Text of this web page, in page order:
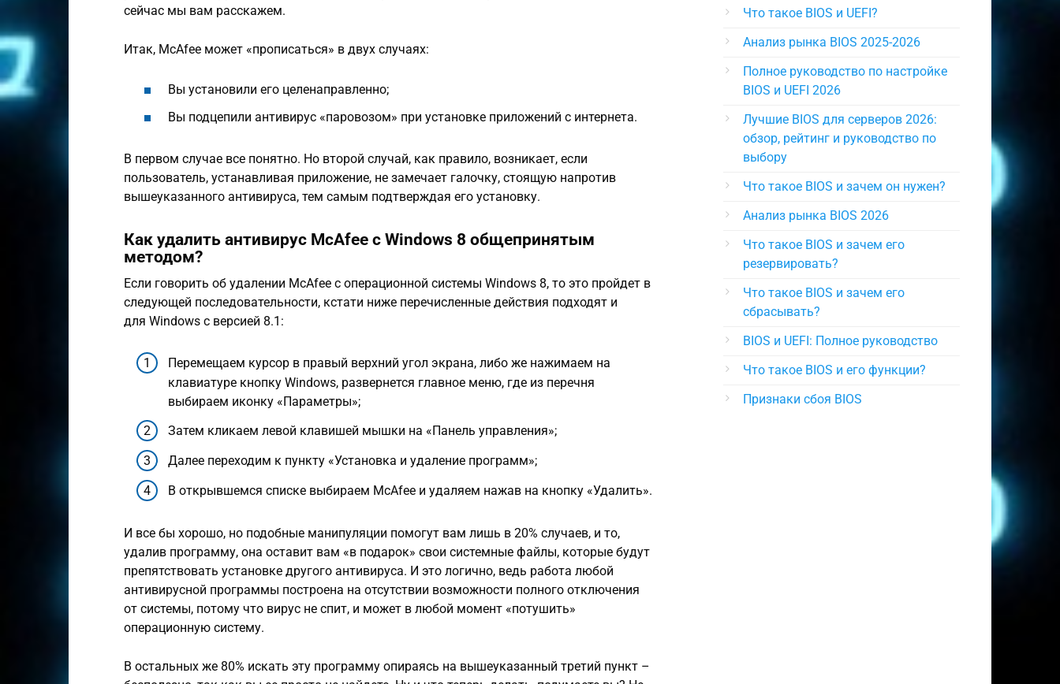
сейчас мы вам расскажем.
Итак, МcAfee может «прописаться» в двух случаях:
Вы установили его целенаправленно;
Вы подцепили антивирус «паровозом» при установке приложений с интернета.
В первом случае все понятно. Но второй случай, как правило, возникает, если
пользователь, устанавливая приложение, не замечает галочку, стоящую напротив
вышеуказанного антивируса, тем самым подтверждая его установку.
Как удалить антивирус McAfee с Windows 8 общепринятым
методом?
Если говорить об удалении МcAfee с операционной системы Windows 8, то это пройдет в
следующей последовательности, кстати ниже перечисленные действия подходят и
для Windows с версией 8.1:
Перемещаем курсор в правый верхний угол экрана, либо же нажимаем на
клавиатуре кнопку Windows, развернется главное меню, где из перечня
выбираем иконку «Параметры»;
Затем кликаем левой клавишей мышки на «Панель управления»;
Далее переходим к пункту «Установка и удаление программ»;
В открывшемся списке выбираем МcAfee и удаляем нажав на кнопку «Удалить».
И все бы хорошо, но подобные манипуляции помогут вам лишь в 20% случаев, и то,
удалив программу, она оставит вам «в подарок» свои системные файлы, которые будут
препятствовать установке другого антивируса. И это логично, ведь работа любой
антивирусной программы построена на отсутствии возможности полного отключения
от системы, потому что вирус не спит, и может в любой момент «потушить»
операционную систему.
В остальных же 80% искать эту программу опираясь на вышеуказанный третий пункт –
Что такое BIOS и UEFI?
Анализ рынка BIOS 2025-2026
Полное руководство по настройке
BIOS и UEFI 2026
Лучшие BIOS для серверов 2026:
обзор, рейтинг и руководство по
выбору
Что такое BIOS и зачем он нужен?
Анализ рынка BIOS 2026
Что такое BIOS и зачем его
резервировать?
Что такое BIOS и зачем его
сбрасывать?
BIOS и UEFI: Полное руководство
Что такое BIOS и его функции?
Признаки сбоя BIOS